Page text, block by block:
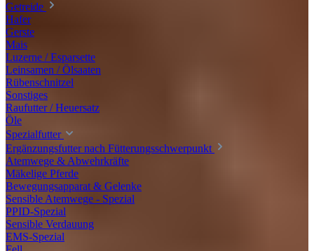
Getreide
Hafer
Gerste
Mais
Luzerne / Esparsette
Leinsamen / Ölsaaten
Rübenschnitzel
Sonstiges
Raufutter / Heuersatz
Öle
Spezialfutter
Ergänzungsfutter nach Fütterungsschwerpunkt
Atemwege & Abwehrkräfte
Mäkelige Pferde
Bewegungsapparat & Gelenke
Sensible Atemwege - Spezial
PPID-Spezial
Sensible Verdauung
EMS-Spezial